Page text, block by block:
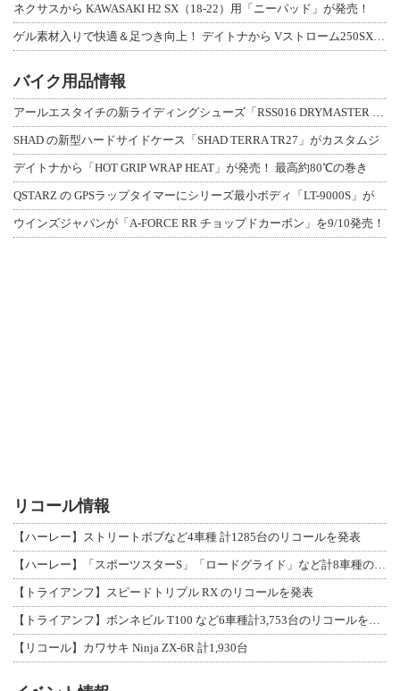
ネクサスから KAWASAKI H2 SX（18-22）用「ニーパッド」が発売！
バイク用品情報
SHAD の新型ハードサイドケース「SHAD TERRA TR27」がカスタムジ
デイトナから「HOT GRIP WRAP HEAT」が発売！ 最高約80℃の巻き
QSTARZ の GPSラップタイマーにシリーズ最小ボディ「LT-9000S」が
ウインズジャパンが「A-FORCE RR チョップドカーボン」を9/10発売！
リコール情報
【ハーレー】ストリートボブなど4車種 計1285台のリコールを発表
【トライアンフ】スピードトリプル RX のリコールを発表
【リコール】カワサキ Ninja ZX-6R 計1,930台